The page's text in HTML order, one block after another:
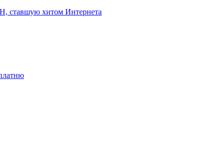
ставшую хитом Интернета